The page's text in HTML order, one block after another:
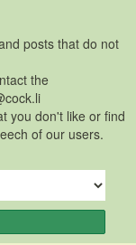
posts that do not
the
you don't like or find
of our users.